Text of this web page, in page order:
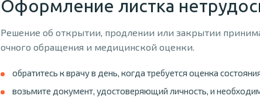
Оформление листка
Решение об открытии, продлении или закрытии
очного обращения и медицинской оценки.
обратитесь к врачу в день, когда требуется оценка
возьмите документ, удостоверяющий личность, и